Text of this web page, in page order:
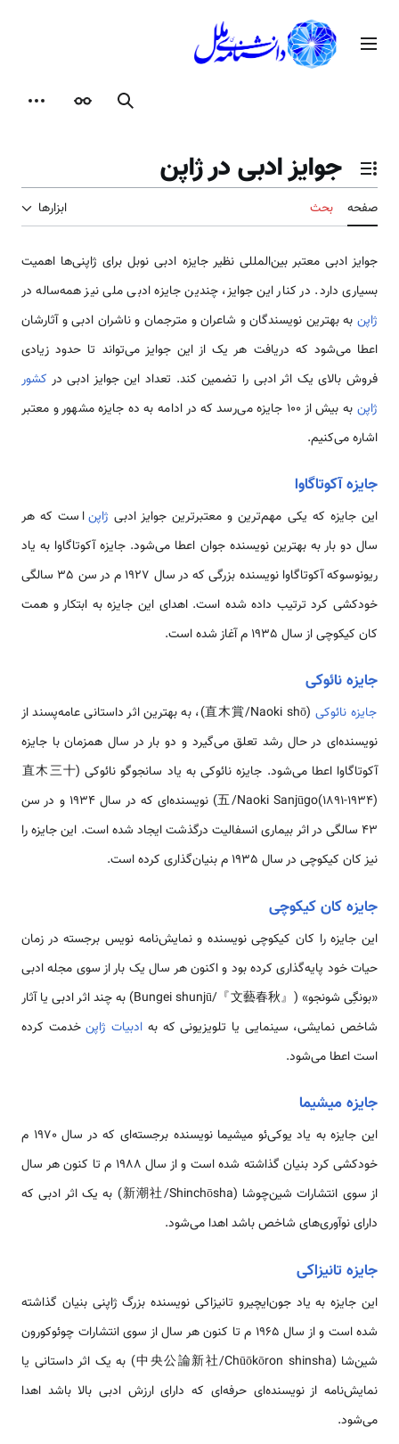
محتوامنوی اصلی
جستجوظاهر
تغییر وضعیت فهرست محتویات
جوایز ادبی در ژاپن
صفحه بحث ابزارها
جوایز ادبی معتبر بین‌المللی نظیر جایزه ادبی نوبل برای ژاپنی‌ها اهمیت
بسیاری دارد. در کنار این جوایز، چندین جایزه ادبی ملی نیز همه‌ساله در
ژاپن به بهترین نویسندگان و شاعران و مترجمان و ناشران ادبی و آثارشان
اعطا می‌شود که دریافت هر یک از این جوایز می‌تواند تا حدود زیادی
فروش بالای یک اثر ادبی را تضمین کند. تعداد این جوایز ادبی در کشور
ژاپن
به بیش از 100 جایزه می‌رسد که در ادامه به ده جایزه مشهور و معتبر
اشاره می‌کنیم.
جایزه آکوتاگاوا
این جایزه که یکی مهم‌ترین و معتبرترین جوایز ادبی ژاپناست که هر
سال دو بار به بهترین نویسنده جوان اعطا می‌شود. جایزه آکوتاگاوا به یاد
ریونوسوکه آکوتاگاوا نویسنده بزرگی که در سال 1927 م در سن 35 سالگی
خودکشی کرد ترتیب داده شده است. اهدای این جایزه به ابتکار و همت
کان کیکوچی از سال 1935 م آغاز شده است.
جایزه نائوکی
جایزه نائوکی
(直木賞/Naoki shō)، به بهترین اثر داستانی عامه‌پسند از
نویسنده‌ای در حال رشد تعلق می‌گیرد و دو بار در سال همزمان با جایزه
آکوتاگاوا اعطا می‌شود. جایزه نائوکی به یاد سانجوگو نائوکی (直木三十
五/Naoki Sanjūgo(1891-1934)) نویسنده‌ای که در سال 1934 و در سن
43 سالگی در اثر بیماری انسفالیت درگذشت ایجاد شده است. این جایزه را
نیز کان کیکوچی در سال 1935 م بنیان‌گذاری کرده است.
جایزه کان کیکوچی
این جایزه را کان کیکوچی نویسنده و نمایش‌نامه نویس برجسته در زمان
حیات خود پایه‌گذاری کرده بود و اکنون هر سال یک بار از سوی مجله ادبی
«بونگِی شونجو» (『文藝春秋』/Bungei shunjū) به چند اثر ادبی یا آثار
شاخص نمایشی، سینمایی یا تلویزیونی که به ادبیات ژاپنخدمت کرده
است اعطا می‌شود.
جایزه میشیما
این جایزه به یاد یوکی‌ئو میشیما نویسنده برجسته‌ای که در سال 1970 م
خودکشی کرد بنیان گذاشته شده است و از سال 1988 م تا کنون هر سال
از سوی انتشارات شین‌چوشا (新潮社/Shinchōsha) به یک اثر ادبی که
دارای نوآوری‌های شاخص باشد اهدا می‌شود.
جایزه تانیزاکی
این جایزه به یاد جون‌ایچیرو تانیزاکی نویسنده بزرگ ژاپنی بنیان گذاشته
شده است و از سال 1965 م تا کنون هر سال از سوی انتشارات چوئوکورون
شین‌شا (中央公論新社/Chūōkōron shinsha) به یک اثر داستانی یا
نمایش‌نامه از نویسنده‌ای حرفه‌ای که دارای ارزش ادبی بالا باشد اهدا
می‌شود.